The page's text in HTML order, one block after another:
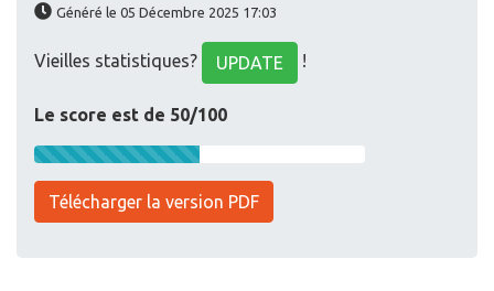
Généré le 05 Décembre 2025 17:03
Vieilles statistiques? UPDATE !
Le score est de 50/100
Télécharger la version PDF